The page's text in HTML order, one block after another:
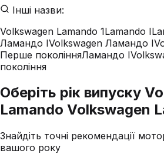
Інші назви:
Volkswagen Lamando 1Lamando I
Ламандо IVolkswagen Ламандо I
Перше поколінняЛамандо I
покоління
Оберіть рік випуску
Lamando Volkswagen
Знайдіть точні рекомендації
вашого року